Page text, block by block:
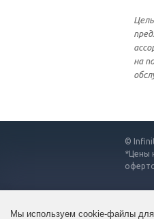
Мы используем cookie-файлы для
на
©
*Цены